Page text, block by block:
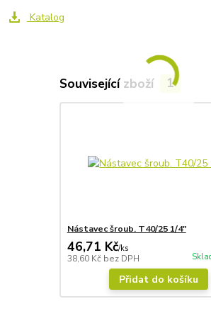
Katalog
Související zboží 1
Nástavec šroub. T40/25 1/4"
46,71 Kč/ks
38,60 Kč bez DPH
Přidat do košíku